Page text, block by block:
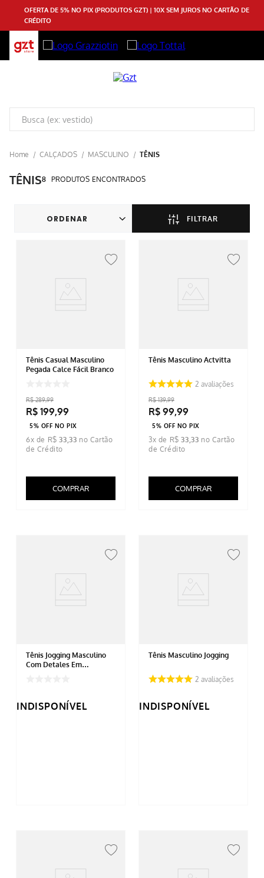
OFERTA DE 5% NO PIX (PRODUTOS GZT) | 10X SEM JUROS NO CARTÃO DE
CRÉDITO
CALÇADOS MASCULINO TÊNIS
TÊNIS8 PRODUTOS
FILTRAR
Tênis Casual Masculino
Pegada Calce Fácil Branco
R$ 289,99
R$ 199,99
5% OFF NO PIX
6x de R$ 33,33
COMPRAR
Tênis Masculino Actvitta
2 avaliações
R$ 139,99
R$ 99,99
5% OFF NO PIX
3x de R$ 33,33
COMPRAR
Tênis Jogging Masculino
Com Detales Em
INDISPONÍVEL
Tênis Masculino Jogging
2 avaliações
INDISPONÍVEL